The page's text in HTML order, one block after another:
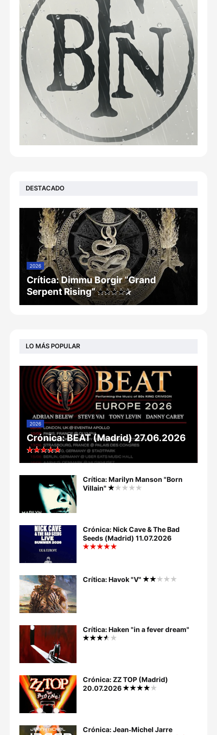
DESTACADO
2026
Crítica: Dimmu Borgir “Grand
Serpent Rising”
LO MÁS POPULAR
2026
Crónica: BEAT (Madrid) 27.06.2026
Crítica: Marilyn Manson "Born
Villain"
Crónica: Nick Cave & The Bad
Seeds (Madrid) 11.07.2026
Crítica: Havok "V"
Crítica: Haken "in a fever dream"
Crónica: ZZ TOP (Madrid)
20.07.2026
Crónica: Jean‐Michel Jarre